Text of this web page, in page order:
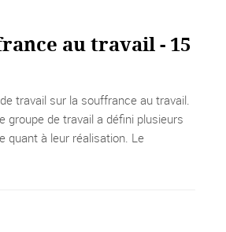
au travail - 15
travail sur la souffrance au travail.
groupe de travail a défini plusieurs
quant à leur réalisation. Le